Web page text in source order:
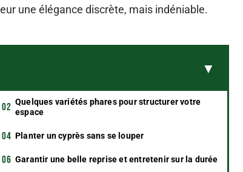
une élégance discrète, mais indéniable.
Quelques variétés phares pour structurer votre
espace
Planter un cyprès sans se louper
Garantir une belle reprise et entretenir sur la durée